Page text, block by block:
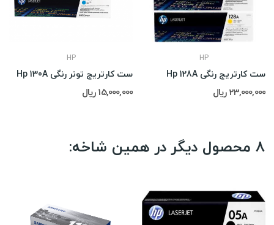
HP
ست کارتریج تونر رنگی Hp 130A
15,000,000 ریال
HP
ست کارتریج رنگی Hp 128A
23,000,000 ریال
8 محصول دیگر در همین شاخه: